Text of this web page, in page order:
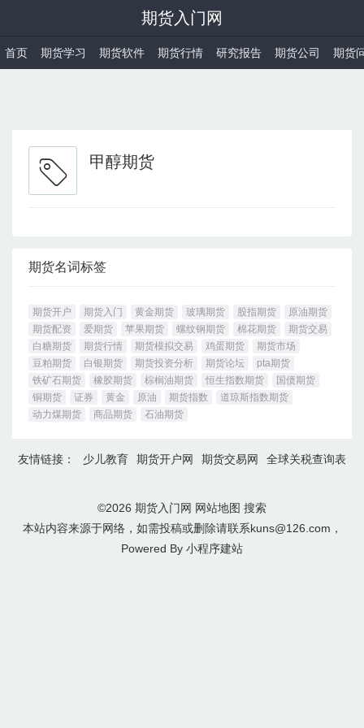
期货入门网
首页 期货学习 期货软件 期货行情 研究报告 期货公司 期货
甲醇期货
期货名词标签
期货开户 期货入门 黄金期货 玻璃期货 股指期货
原油期货
期货配资
爱期货 苹果期货 螺纹钢期货 棉花期货
期货交易
白糖期货
期货行情 期货模拟交易 鸡蛋期货
期货市场
豆粕期货
白银期货 期货投资分析 期货论坛
pta期货
铁矿石期货
橡胶期货 棕榈油期货 恒生指数期货
国债期货
铜期货
证券 黄金 原油 期货指数
道琼斯指数期货
动力煤期货
商品期货 石油期货
友情链接： 少儿教育 期货开户网 期货交易网 全球关税查询表
©2026 期货入门网 网站地图 搜索
本站内容来源于网络，如需投稿或删除请联系kuns@126.com，
Powered By 小程序建站